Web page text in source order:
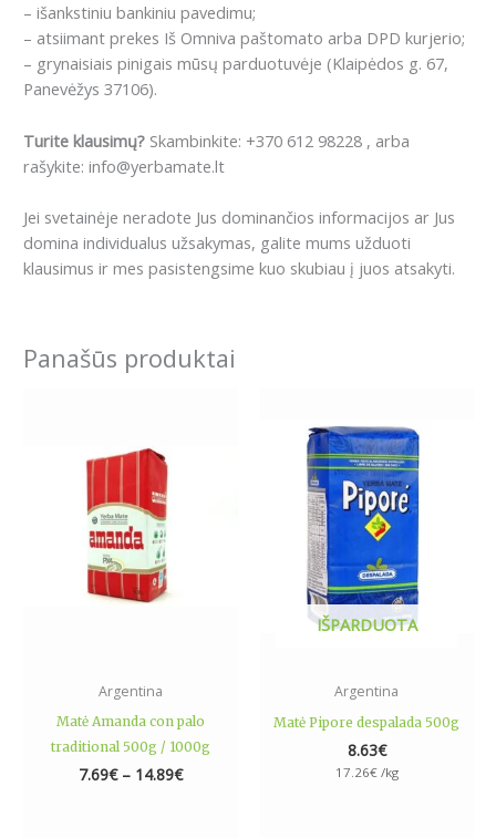
– išankstiniu bankiniu pavedimu;
– atsiimant prekes Iš Omniva paštomato arba DPD kurjerio;
– grynaisiais pinigais mūsų parduotuvėje (Klaipėdos g. 67,
Panevėžys 37106).
Turite klausimų? Skambinkite: +370 612 98228 , arba
rašykite: info@yerbamate.lt
Jei svetainėje neradote Jus dominančios informacijos ar Jus
domina individualus užsakymas, galite mums užduoti
klausimus ir mes pasistengsime kuo skubiau į juos atsakyti.
Panašūs produktai
Argentina
Matė Amanda con palo
traditional 500g / 1000g
7.69€ – 14.89€
has
multiple
variants.
The
options
may
be
page
IŠPARDUOTA
Argentina
Matė Pipore despalada 500g
8.63€
17.26€/kg